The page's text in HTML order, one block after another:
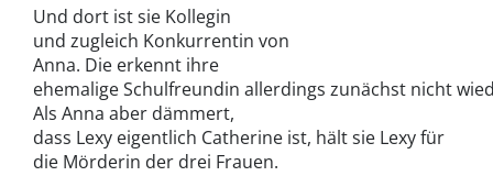
Und dort ist sie Kollegin
und zugleich Konkurrentin von
Anna. Die erkennt ihre
ehemalige Schulfreundin allerdings zunächst nicht
Als Anna aber dämmert,
dass Lexy eigentlich Catherine ist, hält sie Lexy für
die Mörderin der drei Frauen.